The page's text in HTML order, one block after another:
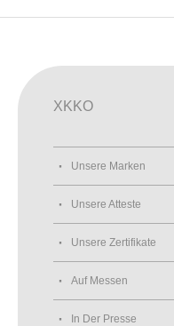
XKKO
Unsere Marken
Unsere Atteste
Unsere Zertifikate
Auf Messen
In Der Presse